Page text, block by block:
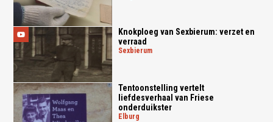
Knokploeg van Sexbierum: verzet en
verraad
sexbierum
Tentoonstelling vertelt
liefdesverhaal van Friese
onderduikster
elburg